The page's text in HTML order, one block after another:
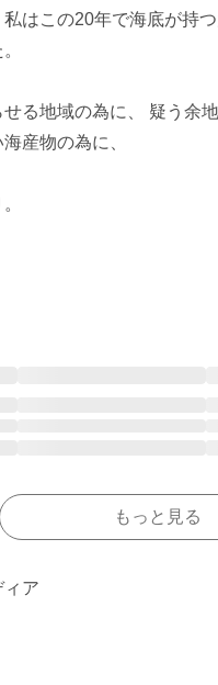
はこの20年で海底が持
る地域の為に、 疑う余
産物の為に、
もっと見る
ア